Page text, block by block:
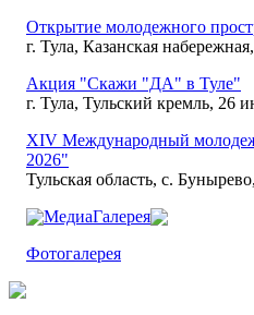
Открытие молодежного
г. Тула, Казанская
Акция "Скажи "ДА" в Туле"
г. Тула, Тульский кремль, 26
XIV Международный
2026"
Тульская область, с.
МедиаГалерея
Фотогалерея